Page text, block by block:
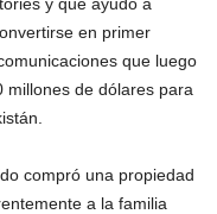
en primer
que luego
de dólares para
compró una propiedad
a la familia